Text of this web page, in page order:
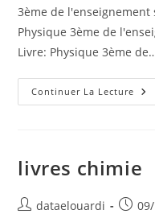
3ème de l'enseignement
Physique 3ème de
Livre: Physique 3ème
Continuer La Lecture
livres chimie
Auteur/autrice
dataelouardi